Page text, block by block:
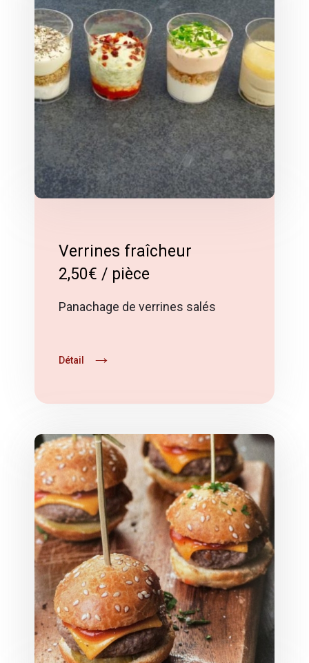
Verrines fraîcheur
2,50€ / pièce
Panachage de verrines salés
Détail